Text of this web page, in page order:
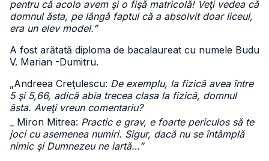
pentru că acolo avem şi o fişă matricolă! Veţi vedea că
domnul ăsta, pe lângă faptul că a absolvit doar liceul,
era un elev model.”
A fost arătată diploma de bacalaureat cu numele Budu
V. Marian -Dumitru.
„Andreea Creţulescu: De exemplu, la fizică avea între
5 şi 5,66, adică abia trecea clasa la fizică, domnul
ăsta. Aveţi vreun comentariu?
_ Miron Mitrea: Practic e grav, e foarte periculos să te
joci cu asemenea numiri. Sigur, dacă nu se întâmplă
nimic şi Dumnezeu ne iartă…”